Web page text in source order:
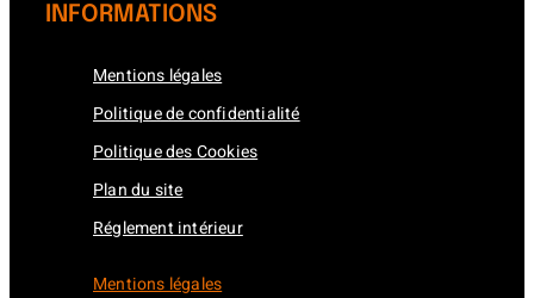
INFORMATIONS
Mentions légales
Politique de confidentialité
Politique des Cookies
Plan du site
Réglement intérieur
Mentions légales